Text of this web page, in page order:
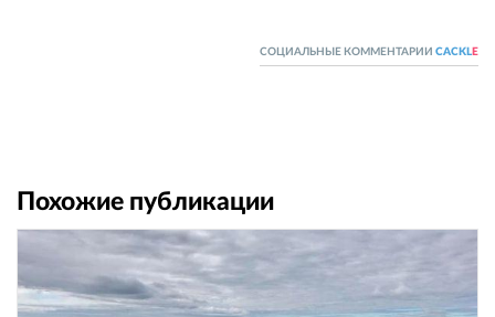
СОЦИАЛЬНЫЕ КОММЕНТАРИИ CACKL E
Похожие публикации